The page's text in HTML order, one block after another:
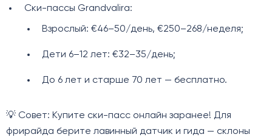
Ски-пассы Grandvalira:
Взрослый: €46–50/день, €250–268/неделя;
Дети 6–12 лет: €32–35/день;
До 6 лет и старше 70 лет — бесплатно.
💡 Совет: Купите ски-пасс онлайн заранее! Для
фрирайда берите лавинный датчик и гида — склоны